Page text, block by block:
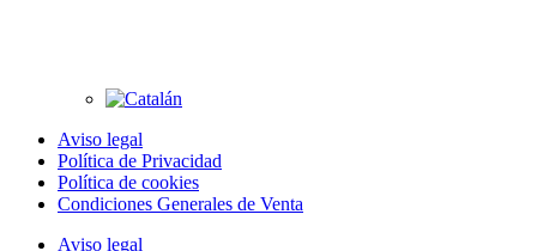
Aviso legal
Política de Privacidad
Política de cookies
Condiciones Generales de Venta
Aviso legal